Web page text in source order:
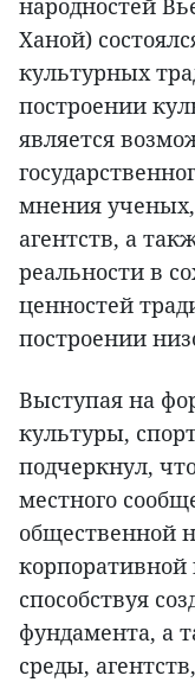
Ханой)
культурных
построении
является
мнения
агентств, а
реальности в
ценностей
построении
Выступая на
культуры,
подчеркнул,
местного
общественной
корпоративной
способствуя
фундамента, а
среды,